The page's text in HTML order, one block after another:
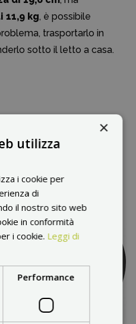
11,9 kg, è possibile
trasportarlo in
sotto il letto a casa.
×
utilizza
i cookie per
di
il nostro sito web
in conformità
i cookie. Leggi di
Performance